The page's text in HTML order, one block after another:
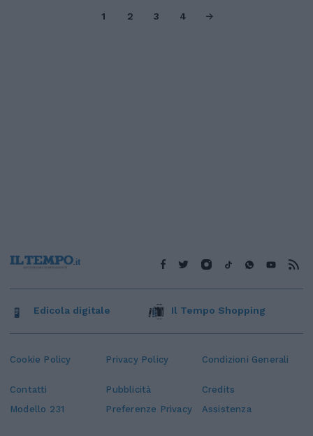
1 2 3 4
Cookie Policy Privacy Policy Condizioni Generali
Contatti Pubblicità
Credits
Modello 231
Preferenze Privacy Assistenza
Edicola digitale Il Tempo Shopping